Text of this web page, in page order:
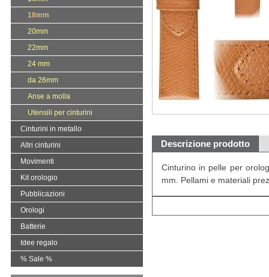
Descrizione prodotto
Cinturino in pelle per
mm. Pellami e materiali
18mm
20mm
22mm
24 mm
da 26mm
Anse a molla
Utensili per cinturini
Cinturini in metallo
Altri cinturini
Movimenti
Kit orologio
Pubblicazioni
Orologi
Batterie
Idee regalo
% Sale %